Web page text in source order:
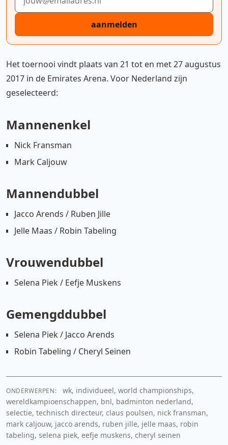
aanmelden
Het toernooi vindt plaats van 21 tot en met 27 augustus
2017 in de Emirates Arena. Voor Nederland zijn
geselecteerd:
Mannenenkel
Nick Fransman
Mark Caljouw
Mannendubbel
Jacco Arends / Ruben Jille
Jelle Maas / Robin Tabeling
Vrouwendubbel
Selena Piek / Eefje Muskens
Gemengddubbel
Selena Piek / Jacco Arends
Robin Tabeling / Cheryl Seinen
ONDERWERPEN:
wk, individueel, world championships,
wereldkampioenschappen, bnl, badminton nederland,
selectie, technisch directeur, claus poulsen, nick fransman,
mark caljouw, jacco arends, ruben jille, jelle maas, robin
tabeling, selena piek, eefje muskens, cheryl seinen